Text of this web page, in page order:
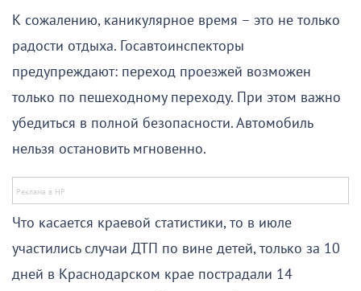
К сожалению, каникулярное время – это не только
радости отдыха. Госавтоинспекторы
предупреждают: переход проезжей возможен
только по пешеходному переходу. При этом важно
убедиться в полной безопасности. Автомобиль
нельзя остановить мгновенно.
Что касается краевой статистики, то в июле
участились случаи ДТП по вине детей, только за 10
дней в Краснодарском крае пострадали 14